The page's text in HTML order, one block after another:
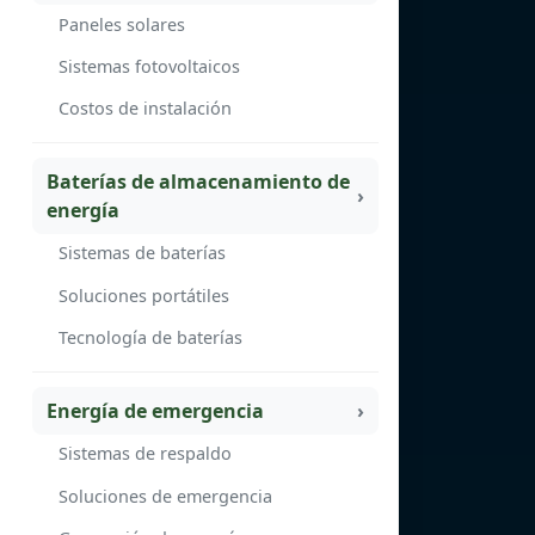
Paneles solares
Sistemas fotovoltaicos
Costos de instalación
Baterías de almacenamiento de
energía
Sistemas de baterías
Soluciones portátiles
Tecnología de baterías
Energía de emergencia
Sistemas de respaldo
Soluciones de emergencia